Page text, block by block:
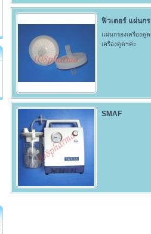
ฟิวเตอร์ แผ่นกร
แผ่นกรองเครื่องดู
เครื่องดูดฯค่ะ
SMAF